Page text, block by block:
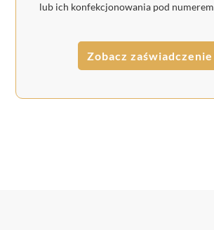
lub ich konfekcjonowania pod numerem
Zobacz zaświadczenie